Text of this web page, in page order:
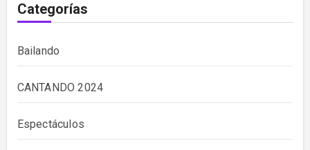
Categorías
Bailando
CANTANDO 2024
Espectáculos